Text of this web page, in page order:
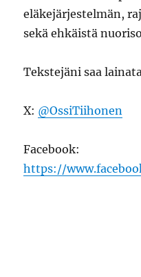
eläkejärjestelmän,
sekä ehkäistä
Tekstejäni saa
X: @OssiTiihonen
Facebook:
https://